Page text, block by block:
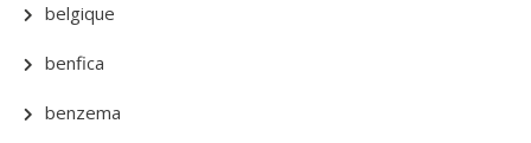
belgique
benfica
benzema